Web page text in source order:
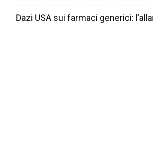
Dazi USA sui farmaci generici: